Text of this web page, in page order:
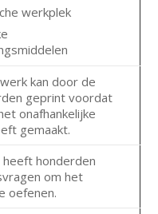
werkplek
kan door de
geprint voordat
onafhankelijke
gemaakt.
heeft honderden
om het
oefenen.